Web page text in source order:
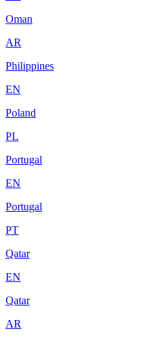
Oman
AR
Philippines
EN
Poland
PL
Portugal
EN
Portugal
PT
Qatar
EN
Qatar
AR